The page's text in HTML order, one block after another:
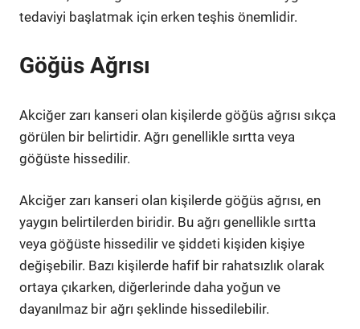
tedaviyi başlatmak için erken teşhis önemlidir.
Göğüs Ağrısı
Akciğer zarı kanseri olan kişilerde göğüs ağrısı sıkça
görülen bir belirtidir. Ağrı genellikle sırtta veya
göğüste hissedilir.
Akciğer zarı kanseri olan kişilerde göğüs ağrısı, en
yaygın belirtilerden biridir. Bu ağrı genellikle sırtta
veya göğüste hissedilir ve şiddeti kişiden kişiye
değişebilir. Bazı kişilerde hafif bir rahatsızlık olarak
ortaya çıkarken, diğerlerinde daha yoğun ve
dayanılmaz bir ağrı şeklinde hissedilebilir.